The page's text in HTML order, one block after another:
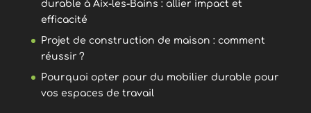
durable à Aix-les-Bains : allier impact et
efficacité
Projet de construction de maison : comment
réussir ?
Pourquoi opter pour du mobilier durable pour
vos espaces de travail